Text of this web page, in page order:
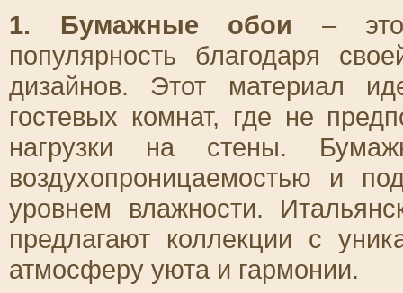
1. Бумажные обои – это
популярность благодаря
дизайнов. Этот материал
гостевых комнат, где не
нагрузки на стены.
воздухопроницаемостью и
уровнем влажности.
предлагают коллекции с
атмосферу уюта и гармонии.